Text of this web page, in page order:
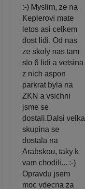
:-) Myslim, ze na
Keplerovi mate
letos asi celkem
dost lidi. Od nas
ze skoly nas tam
slo 6 lidi a vetsina
z nich aspon
parkrat byla na
ZKN a vsichni
jsme se
dostali.Dalsi velka
skupina se
dostala na
Arabskou, taky k
vam chodili... :-)
Opravdu jsem
moc vdecna za